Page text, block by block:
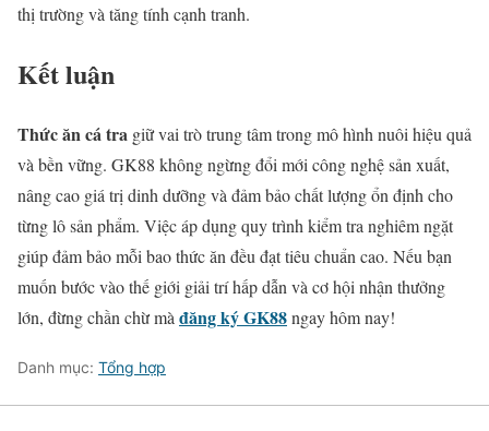
thị trường và tăng tính cạnh tranh.
Kết luận
Thức ăn cá tra giữ vai trò trung tâm trong mô hình nuôi hiệu quả
và bền vững. GK88 không ngừng đổi mới công nghệ sản xuất,
nâng cao giá trị dinh dưỡng và đảm bảo chất lượng ổn định cho
từng lô sản phẩm. Việc áp dụng quy trình kiểm tra nghiêm ngặt
giúp đảm bảo mỗi bao thức ăn đều đạt tiêu chuẩn cao. Nếu bạn
muốn bước vào thế giới giải trí hấp dẫn và cơ hội nhận thưởng
lớn, đừng chần chừ mà đăng ký GK88ngay hôm nay!
Danh mục: Tổng hợp